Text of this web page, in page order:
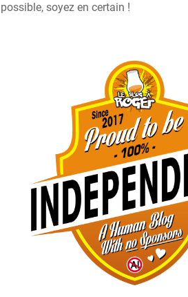
possible, soyez en certain !